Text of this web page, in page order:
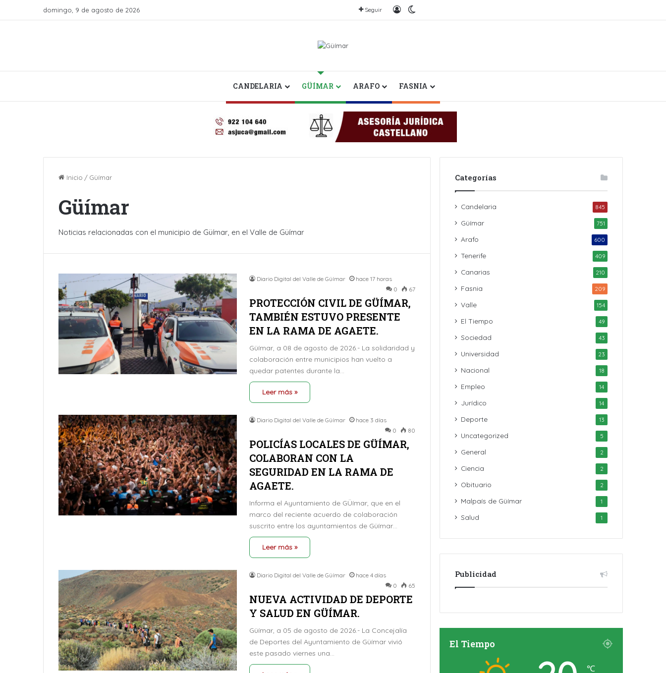
domingo, 9 de agosto de 2026 Seguir Iniciar sesión
CANDELARIA GÜÍMAR ARAFO FASNIA
Inicio / Güímar
Güímar
Noticias relacionadas con el municipio de Güímar, en el Valle de Güímar
Diario Digital del Valle de Güímar
hace 17 horas
0
67
PROTECCIÓN CIVIL DE GÜÍMAR,
TAMBIÉN ESTUVO PRESENTE
EN LA RAMA DE AGAETE.
Güímar, a 08 de agosto de 2026.- La solidaridad y
colaboración entre municipios han vuelto a
quedar patentes durante la…
Leer más »
Diario Digital del Valle de Güímar
hace 3 días
0
80
POLICÍAS LOCALES DE GÜÍMAR,
COLABORAN CON LA
SEGURIDAD EN LA RAMA DE
AGAETE.
Informa el Ayuntamiento de GÜímar, que en el
marco del reciente acuerdo de colaboración
suscrito entre los ayuntamientos de Güímar…
Leer más »
Diario Digital del Valle de Güímar
hace 4 días
0
65
NUEVA ACTIVIDAD DE DEPORTE
Y SALUD EN GÜÍMAR.
Güímar, a 05 de agosto de 2026.- La Concejalía
de Deportes del Ayuntamiento de Güímar vivió
este pasado viernes una…
Categorías
Candelaria 845
Güímar 751
Arafo 600
Tenerife 409
Canarias 210
Fasnia 209
Valle 154
El Tiempo 49
Sociedad 43
Universidad 23
Nacional 18
Empleo 14
Jurídico 14
Deporte 13
Uncategorized 5
General 2
Ciencia 2
Obituario 2
Malpaís de Güímar 1
Salud 1
Publicidad
El Tiempo
℃